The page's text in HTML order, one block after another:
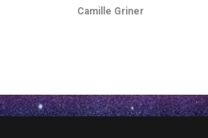
Camille Griner